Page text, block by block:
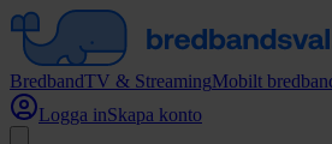
BredbandTV & StreamingMobilt
Logga inSkapa konto